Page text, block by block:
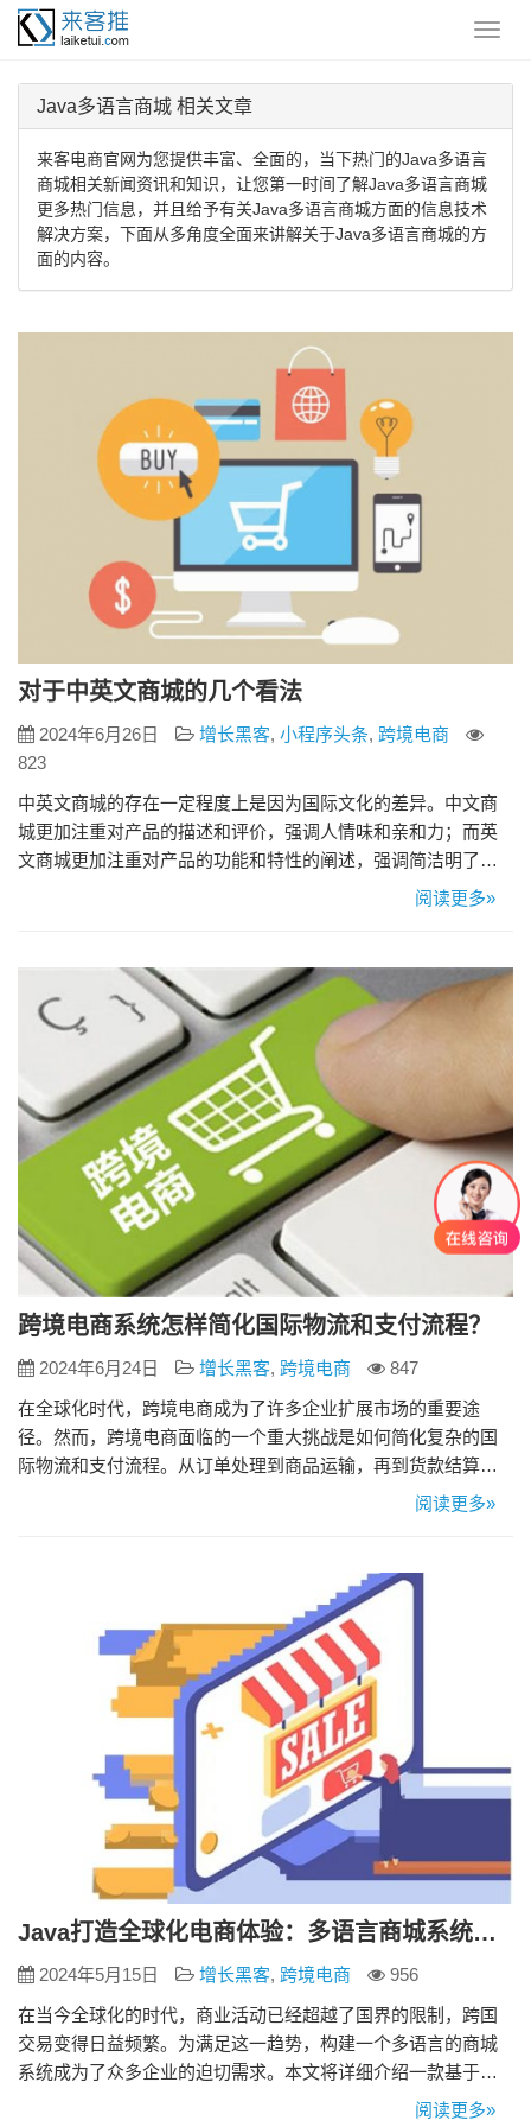
Java多语言商城 相关文章
来客电商官网为您提供丰富、全面的，当下热门的Java多语言
商城相关新闻资讯和知识，让您第一时间了解Java多语言商城
更多热门信息，并且给予有关Java多语言商城方面的信息技术
解决方案，下面从多角度全面来讲解关于Java多语言商城的方
面的内容。
对于中英文商城的几个看法
2024年6月26日 增长黑客, 小程序头条, 跨境电商
823
中英文商城的存在一定程度上是因为国际文化的差异。中文商
城更加注重对产品的描述和评价，强调人情味和亲和力；而英
文商城更加注重对产品的功能和特性的阐述，强调简洁明了和
专业性。这说明在开展跨文化商业活动时，要注意不同国家之
在一些不同寻常的表达方式和充满诗意的描述，而英文商城则
更注重简练、准确…
阅读更多»
跨境电商系统怎样简化国际物流和支付流程？
2024年6月24日 增长黑客, 跨境电商
847
在全球化时代，跨境电商成为了许多企业扩展市场的重要途
径。然而，跨境电商面临的一个重大挑战是如何简化复杂的国
际物流和支付流程。从订单处理到商品运输，再到货款结算，
每一个环节都可能涉及不同的国家和地区，需要面对多种语
技术来简化国际物流和支付流程。这篇文章将探讨跨境电商系
阅读更多»
Java打造全球化电商体验：多语言商城系统全面解析
2024年5月15日 增长黑客, 跨境电商
956
在当今全球化的时代，商业活动已经超越了国界的限制，跨国
交易变得日益频繁。为满足这一趋势，构建一个多语言的商城
系统成为了众多企业的迫切需求。本文将详细介绍一款基于
Java开发的多语言商城系统，该系统以其高度的可定制性、强
阅读更多»